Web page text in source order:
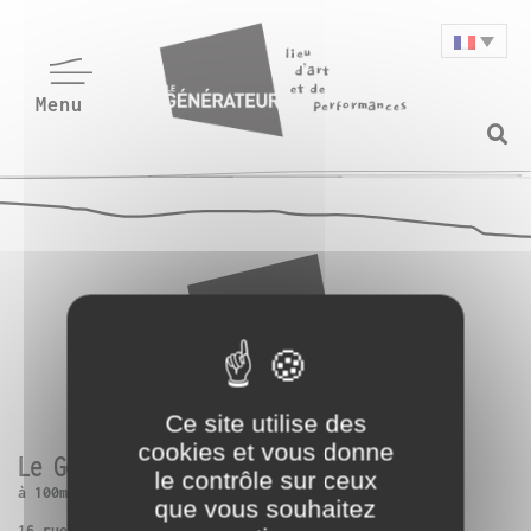
Le Générateur
à 100m de Paris 13ème
Ce site utilise des
cookies et vous donne
le contrôle sur ceux
que vous souhaitez